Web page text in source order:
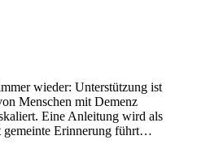
wieder: Unterstützung ist
Menschen mit Demenz
Eine Anleitung wird als
gemeinte Erinnerung führt…